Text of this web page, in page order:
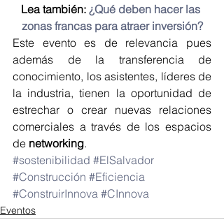
Lea también: ¿Qué deben hacer las
zonas francas para atraer inversión?
Este evento es de relevancia pues
además de la transferencia de
conocimiento, los asistentes, líderes de
la industria, tienen la oportunidad de
estrechar o crear nuevas relaciones
comerciales a través de los espacios
de networking.
#sostenibilidad #ElSalvador
#Construcción #Eficiencia
#ConstruirInnova #CInnova
Eventos